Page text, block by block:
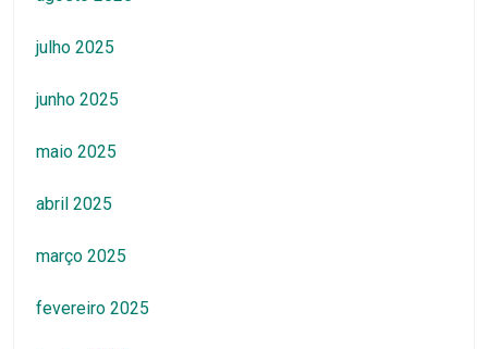
julho 2025
junho 2025
maio 2025
abril 2025
março 2025
fevereiro 2025